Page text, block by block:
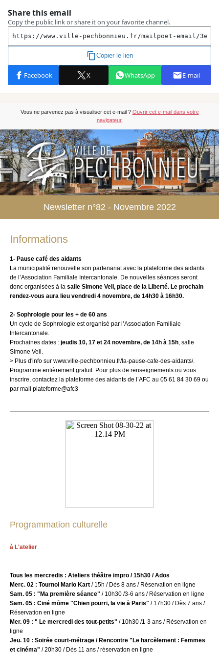
Vous ne parvenez pas à visualiser cet e-mail ? Ouvrir cet e-mail dans votre
navigateur.
Newsletter n°82 - Novembre 2022
Informations
1- Pause café des aidants
La municipalité renouvelle son partenariat avec la plateforme des aidants
de l’Association Familiale Intercantonale. De nouvelles séances seront
donc organisées à la salle Simone Veil, place de la Liberté. Le prochain
rendez-vous aura lieu vendredi 4 novembre, de 14h30 à 16h30.
2- Sophrologie pour les + de 60 ans
Un cycle de Sophrologie est organisé par l’Association Familiale
Intercantonale.
Prochaines dates : jeudis 10, 17 et 24 novembre, de 14h à 15h, salle
Simone Veil.
> Plus d'info sur www.ville-pechbonnieu.fr/la-pause-cafe-des-aidants/.
Programme entièrement gratuit. Pour plus de renseignements ou vous
inscrire, contactez la plateforme des aidants de l’AFC au 05 61 84 30 69 ou
par mail plateforme@afc3
Programmation culturelle
à L'atelier
Tous les mercredis : Ateliers théâtre impro / 15h30 / Ados
Merc. 02 : Tournoi Mario Kart / 15h / Dès 8 ans / Réservation en ligne
Sam. 05 : "Ma première séance" / 10h30 /3-6 ans / Réservation en ligne
Sam. 05 : Ciné môme "Chien pourri, la vie à Paris" / 17h30 / Dès 7 ans /
Réservation en ligne
Mer. 09 : " Le mercredi des tout-petits" / 10h30 /1-3 ans / Réservation en
ligne
Jeu. 10 : Soirée court-métrage / Rencontre "Le harcèlement : Femmes
et cinéma" / 20h30 / Dès 11 ans / réservation en ligne